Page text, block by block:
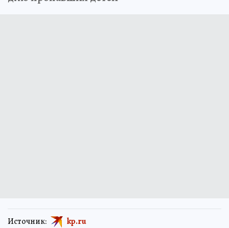
Источник: kp.ru